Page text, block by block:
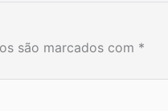
são marcados com *